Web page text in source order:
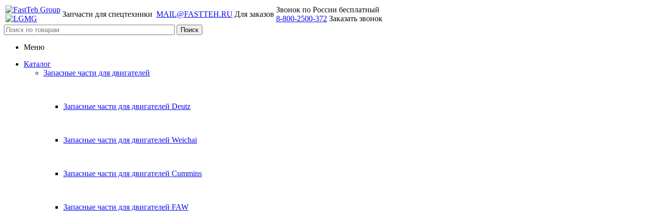
Запчасти для спецтехники MAIL@FASTTEH.RU Для заказов
Звонок по России бесплатный
8-800-2500-372 Заказать звонок
Меню
Каталог
Запасные части для двигателей
Запасные части для двигателей Deutz
Запасные части для двигателей Weichai
Запасные части для двигателей Cummins
Запасные части для двигателей FAW